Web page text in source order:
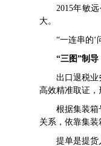
2015年敏
大。
“一连串的
“三图”制
出口退税业
高效精准取证，
根据集装箱
关系，依靠集装
提单是提货